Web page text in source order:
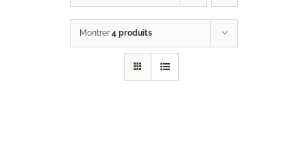
Montrer 4 produits